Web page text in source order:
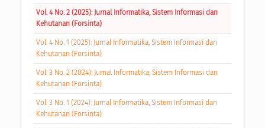
Vol. 4 No. 2 (2025): Jurnal Informatika, Sistem Informasi dan
Kehutanan (Forsinta)
Vol. 4 No. 1 (2025): Jurnal Informatika, Sistem Informasi dan
Kehutanan (Forsinta)
Vol. 3 No. 2 (2024): Jurnal Informatika, Sistem Informasi dan
Kehutanan (Forsinta)
Vol. 3 No. 1 (2024): Jurnal Informatika, Sistem Informasi dan
Kehutanan (Forsinta)